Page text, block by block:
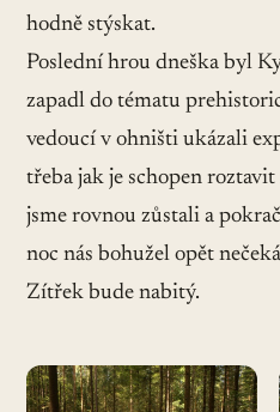
hodně stýskat.
Poslední hrou dneška byl
zapadl do tématu
vedoucí v ohništi ukázali
třeba jak je schopen
jsme rovnou zůstali a
noc nás bohužel opět
Zítřek bude nabitý.